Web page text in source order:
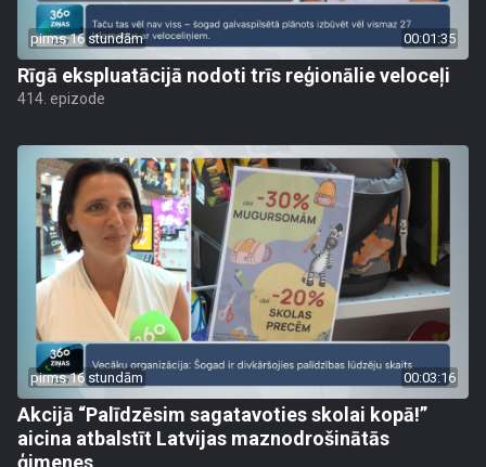
pirms 16 stundām 00:01:35
Rīgā ekspluatācijā nodoti trīs reģionālie veloceļi
414. epizode
pirms 16 stundām 00:03:16
Akcijā “Palīdzēsim sagatavoties skolai kopā!”
aicina atbalstīt Latvijas maznodrošinātās
ģimenes